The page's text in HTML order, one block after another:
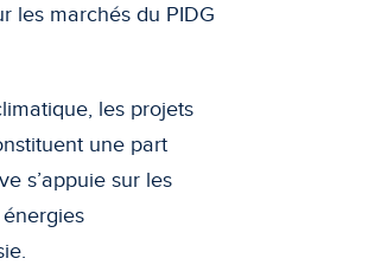
les marchés du PIDG
les projets
une part
s’appuie sur les